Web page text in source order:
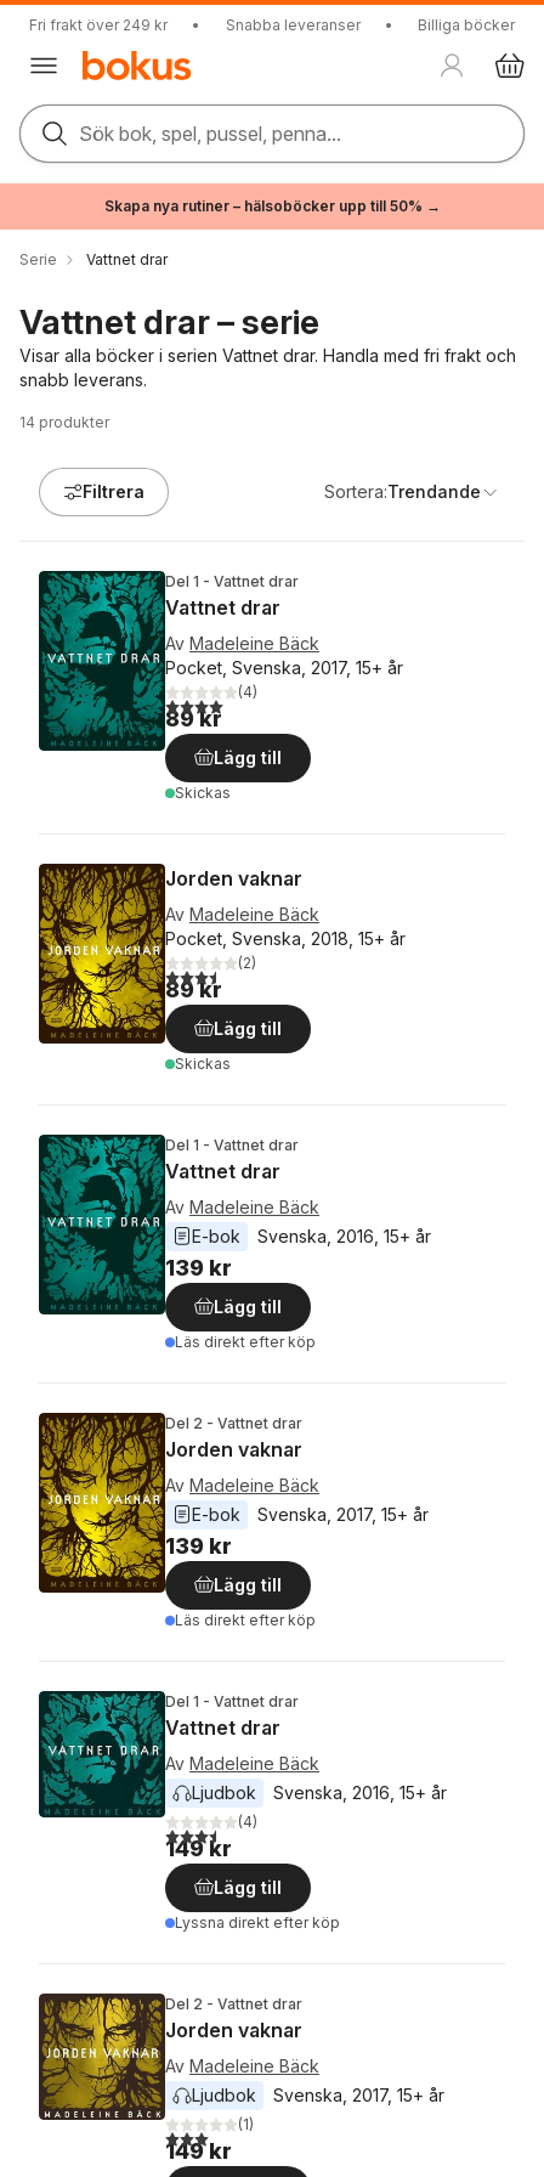
Fri frakt över 249 kr • Snabba leveranser • Billiga böcker
Sök bok, spel, pussel, penna...
Skapa nya rutiner – hälsoböcker upp till 50% →
Serie Vattnet drar
Vattnet drar – serie
Visar alla böcker i serien Vattnet drar. Handla med fri frakt och
snabb leverans.
14 produkter
Filtrera Sortera:Trendande
Del 1 - Vattnet drar
Vattnet drar
Av Madeleine Bäck
Pocket, Svenska, 2017, 15+ år
4,0utav 5 stjärnor. Totalt antal röster:
(4)
89 kr
Lägg till
Skickas
Jorden vaknar
Av Madeleine Bäck
Pocket, Svenska, 2018, 15+ år
3,5utav 5 stjärnor. Totalt antal röster:
(2)
89 kr
Lägg till
Skickas
Del 1 - Vattnet drar
Vattnet drar
Av Madeleine Bäck
E-bok
Svenska 2016 15+ år
139 kr
Lägg till
Läs direkt efter köp
Del 2 - Vattnet drar
Jorden vaknar
Av Madeleine Bäck
E-bok
Svenska 2017, 15+ år
139 kr
Lägg till
Läs direkt efter köp
Del 1 - Vattnet drar
Vattnet drar
Av Madeleine Bäck
Ljudbok
Svenska 2016 15+ år
3,5utav 5 stjärnor. Totalt antal röster:
(4)
149 kr
Lägg till
Lyssna direkt efter köp
Del 2 - Vattnet drar
Jorden vaknar
Av Madeleine Bäck
Ljudbok
Svenska 2017, 15+ år
3,0utav 5 stjärnor. Totalt antal röster:
(1)
149 kr